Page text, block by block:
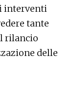
interventi
tante
rilancio
delle